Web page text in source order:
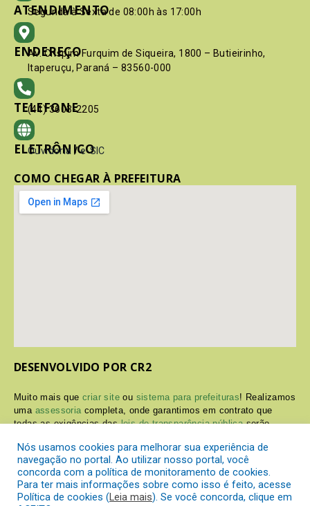
ATENDIMENTO
Segunda à Sexta de 08:00h às 17:00h
ENDEREÇO
Av. Crispim Furquim de Siqueira, 1800 – Butieirinho,
Itaperuçu, Paraná – 83560-000
TELEFONE
(41) 3603-2205
ELETRÔNICO
Ouvidoria / e-SIC
COMO CHEGAR À PREFEITURA
DESENVOLVIDO POR CR2
Muito mais quecriar site ou sistema para prefeituras! Realizamos
uma assessoria completa, onde garantimos em contrato que
todas as exigências dasleis de transparência públicaserão
Conheça oPNTPe oRadar da Transparência Pública
Nós usamos cookies para melhorar sua experiência de
navegação no portal. Ao utilizar nosso portal, você
concorda com a política de monitoramento de cookies.
Para ter mais informações sobre como isso é feito, acesse
Política de cookies (Leia mais). Se você concorda, clique em